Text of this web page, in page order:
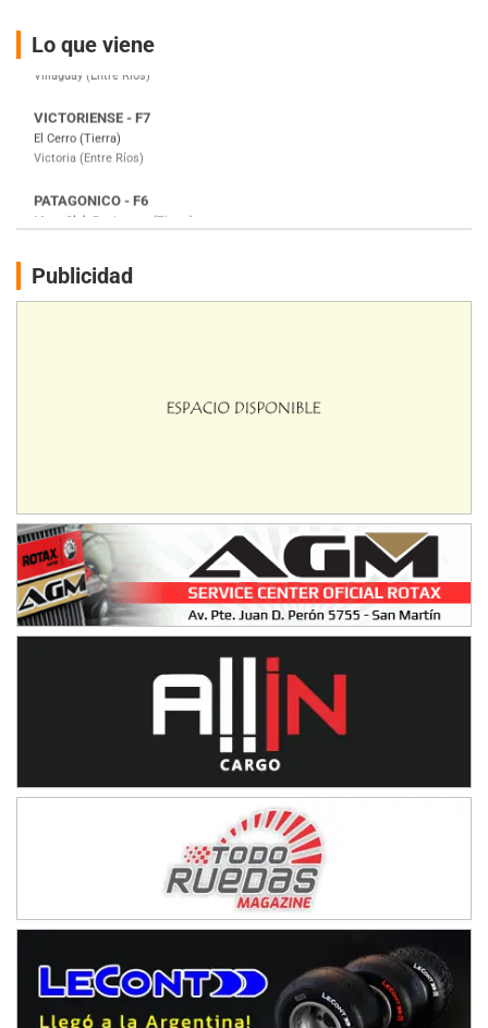
entradas
Lo que viene
El Cerro (Tierra)
Victoria (Entre Ríos)
Moto Club Reginense (Tierra)
Gral. E. Godoy (Río Negro)
Juventud Unida (Tierra)
NORESTE SANTAFESINO - F6
Ciudad de Avellaneda (Asfalto)
Avellaneda (Santa Fe)
COBERTURA ESPECIAL DE E-KART.COM.AR
08/09-AGO
IAME SERIES ARGENTINA 6
Ramiro Tot (Asfalto)
Baradero (Buenos Aires)
Ciudad de Trenque Lauquen (Asfalto)
Trenque Lauquen (Buenos Aires)
ENTRERRIANO - F6 (POSTERGADA)
CSK - F7
Publicidad